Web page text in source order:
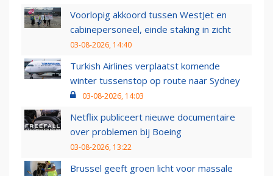
Voorlopig akkoord tussen WestJet en
cabinepersoneel, einde staking in zicht
03-08-2026, 14:40
Turkish Airlines verplaatst komende
winter tussenstop op route naar Sydney
03-08-2026, 14:03
Netflix publiceert nieuwe documentaire
over problemen bij Boeing
03-08-2026, 13:22
Brussel geeft groen licht voor massale